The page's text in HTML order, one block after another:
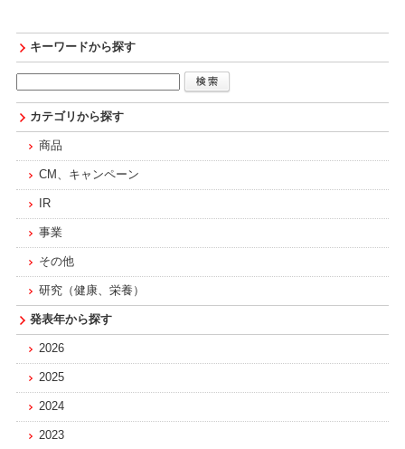
キーワードから探す
カテゴリから探す
商品
CM、キャンペーン
IR
事業
その他
研究（健康、栄養）
発表年から探す
2026
2025
2024
2023